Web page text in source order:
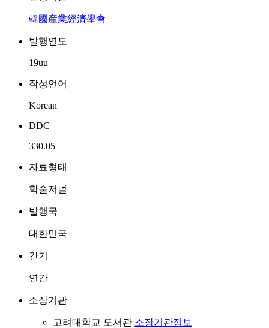
韓國産業經濟學會
발행연도
19uu
작성언어
Korean
DDC
330.05
자료형태
학술저널
발행국
대한민국
간기
연간
소장기관
고려대학교 도서관 소장기관정보